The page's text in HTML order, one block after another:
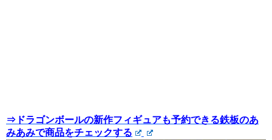
⇒ドラゴンボールの新作フィギュアも予約できる鉄板のあ
みあみで商品をチェックする